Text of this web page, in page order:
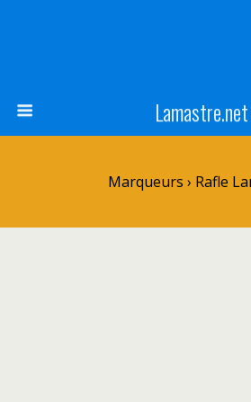
Lamastre.net
Marqueurs › Rafle